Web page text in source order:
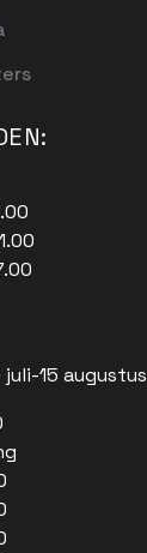
15 augustus